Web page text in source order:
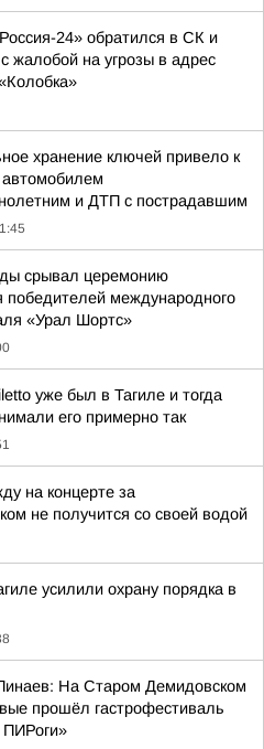
24» обратился в СК и
с жалобой на угрозы в адрес
хранение ключей привело к
и ДТП с пострадавшим
срывал церемонию
победителей международного
«Урал Шортс»
уже был в Тагиле и тогда
его примерно так
на концерте за
не получится со своей водой
усилили охрану порядка в
На Старом Демидовском
прошёл гастрофестиваль